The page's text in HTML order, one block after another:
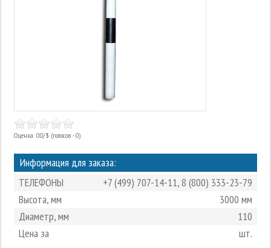
Оценка: 0.0/5 (голосов - 0)
Информация для заказа:
ТЕЛЕФОНЫ
+7 (499) 707-14-11,8 (800) 333-23-79
Высота, мм
3000 мм
Диаметр, мм
110
Цена за
шт.